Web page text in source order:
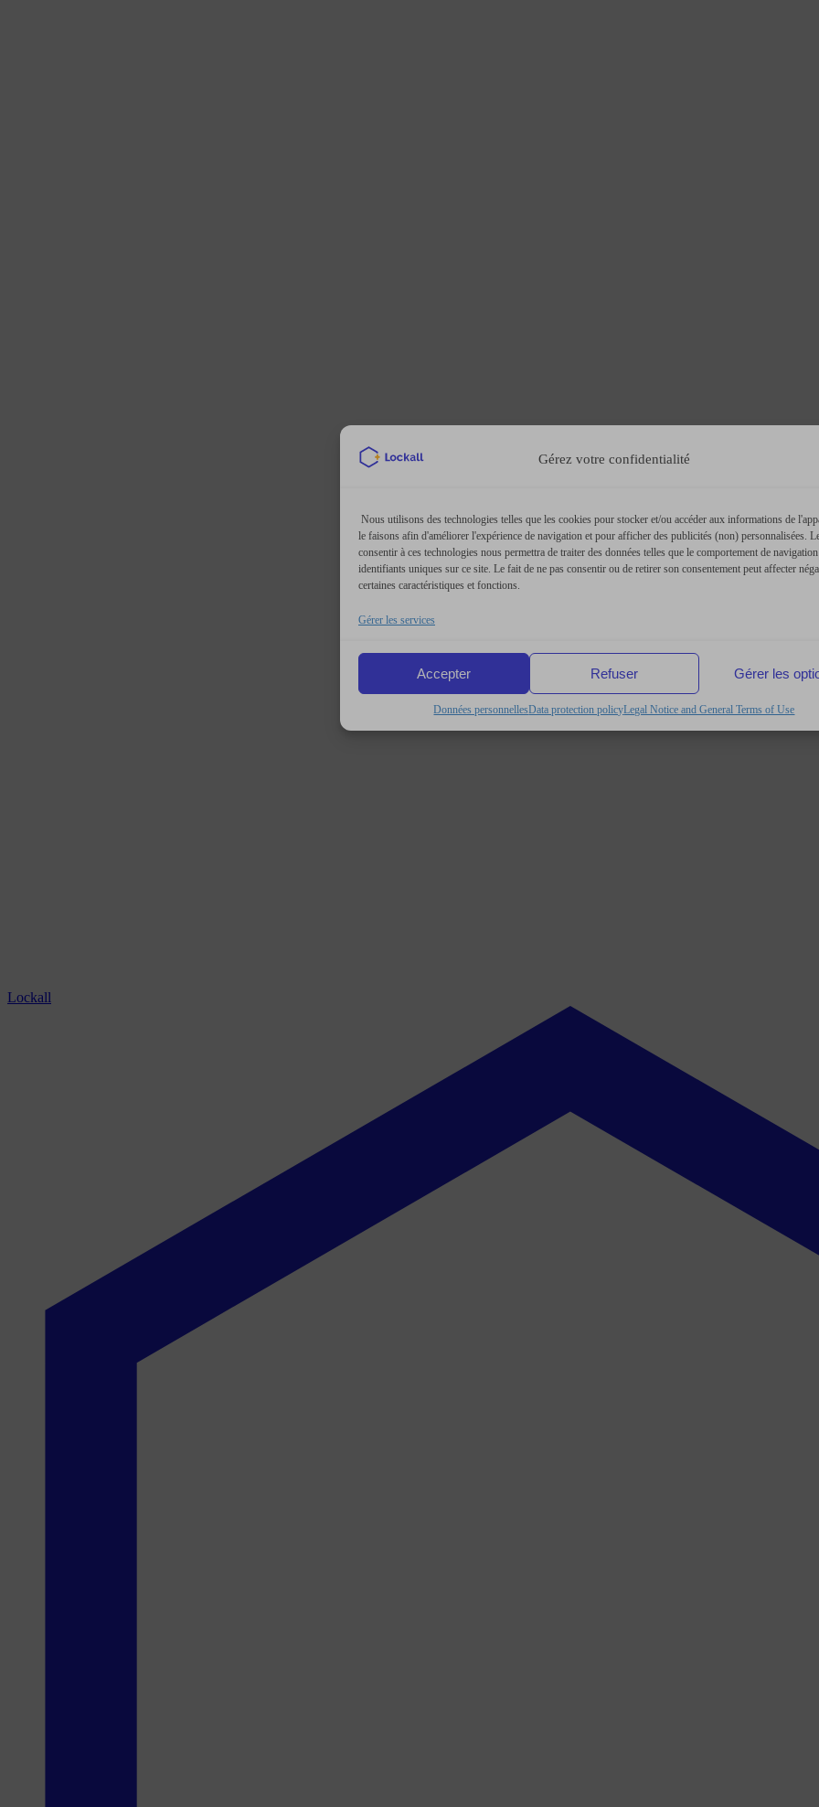
Gérez votre confidentialité
Nous utilisons des technologies telles que les cookies pour stocker et/ou accéder aux informations de
le faisons afin d'améliorer l'expérience de navigation et pour afficher des publicités (non) personnalisées.
consentir à ces technologies nous permettra de traiter des données telles que le comportement de
identifiants uniques sur ce site. Le fait de ne pas consentir ou de retirer son consentement peut affecter
certaines caractéristiques et fonctions.
Gérer les services
Accepter Refuser Gérer les
Données personnellesData protection policyLegal Notice and General Terms of Use
Lockall